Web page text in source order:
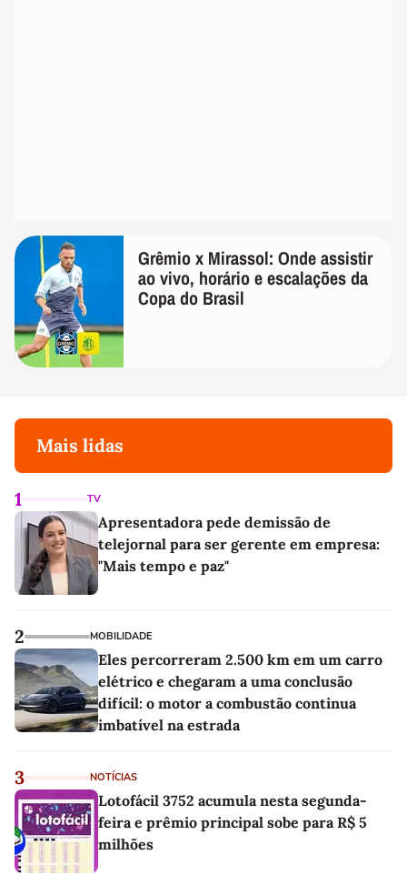
Grêmio x Mirassol: Onde assistir
ao vivo, horário e escalações da
Copa do Brasil
Mais lidas
1 TV
Apresentadora pede demissão de
telejornal para ser gerente em empresa:
"Mais tempo e paz"
2 MOBILIDADE
Eles percorreram 2.500 km em um carro
elétrico e chegaram a uma conclusão
difícil: o motor a combustão continua
imbatível na estrada
3 NOTÍCIAS
Lotofácil 3752 acumula nesta segunda-
feira e prêmio principal sobe para R$ 5
milhões